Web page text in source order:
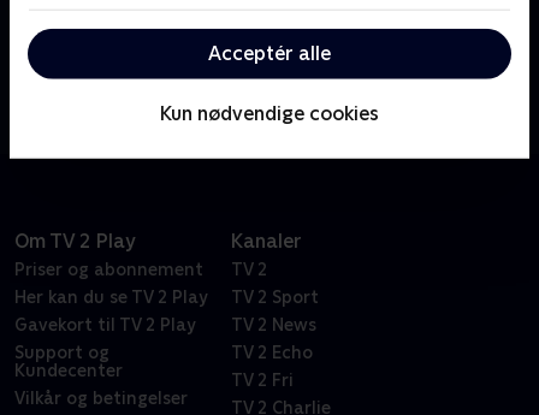
Acceptér alle
Kun nødvendige cookies
livsførelsen Shaolin på det oldgamle Dogapsa-
tempel i Sydkorea. To legendariske Shaolin-masters
meditation og hård fysisk træning.
Om TV 2 Play
Priser og abonnement
Her kan du se TV 2 Play
Gavekort til TV 2 Play
Support og
Kundecenter
Vilkår og betingelser
Kanaler
TV 2
TV 2 Sport
TV 2 News
TV 2 Echo
TV 2 Fri
TV 2 Charlie